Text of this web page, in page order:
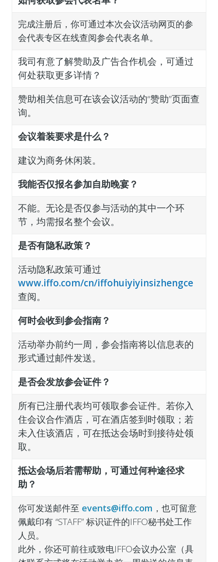
完成注册后，你可通过本次会议活动网页的参
会代表专区在线查阅参会代表名单。
我司有意了解赞助及广告合作机会，可通过
何处获取更多详情？
赞助相关信息可在该会议活动的“赞助”页面查
询。
会议着装要求是什么？
建议为商务休闲装。
我能否仅报名参加自助晚宴？
不能。无论是否仅参与活动的其中一个环
节，均需报名整个会议。
是否有隐私政策？
活动隐私政策可通过
www.iffo.com/cn/iffohuiyiyinsizhengce
查阅。
何时会收到参会指南？
活动举办前约一周，参会指南将以信息表的
形式通过邮件发送。
是否会发放参会证件？
所有已注册代表均可领取参会证件。若你入
住会议合作酒店，可在酒店签到时领取；若
未入住该酒店，可在抵达会场时到接待处领
取。
抵达会场后若需帮助，可通过何种途径求
助？
你可发送邮件至 events@iffo.com ，也可留意
佩戴印有 “STAFF” 标识证件的IFFO秘书处工作
人员。
此外，你还可前往或致电IFFO会议办公室（具